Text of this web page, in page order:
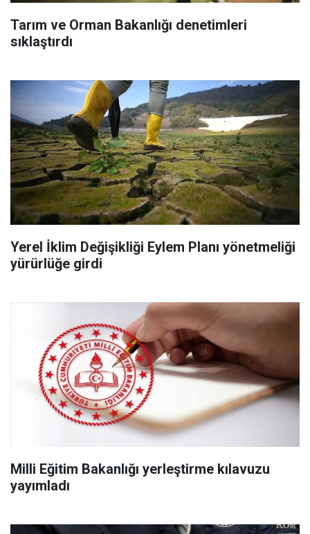
Tarım ve Orman Bakanlığı denetimleri
sıklaştırdı
Yerel İklim Değişikliği Eylem Planı yönetmeliği
yürürlüğe girdi
Milli Eğitim Bakanlığı yerleştirme kılavuzu
yayımladı